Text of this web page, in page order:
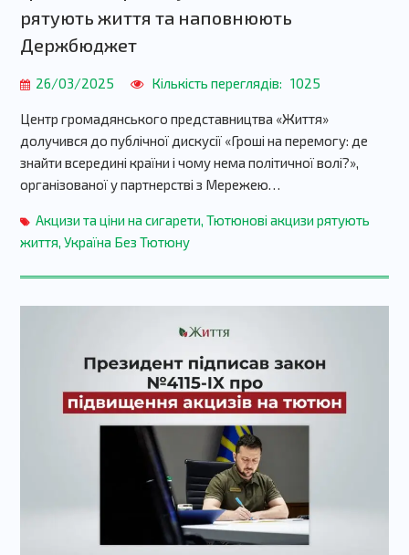
рятують життя та наповнюють
Держбюджет
26/03/2025 Кількість переглядів: 1025
Центр громадянського представництва «Життя»
долучився до публічної дискусії «Гроші на перемогу: де
знайти всередині країни і чому нема політичної волі?»,
організованої у партнерстві з Мережею…
Акцизи та ціни на сигарети Тютюнові акцизи рятують
життя Україна Без Тютюну